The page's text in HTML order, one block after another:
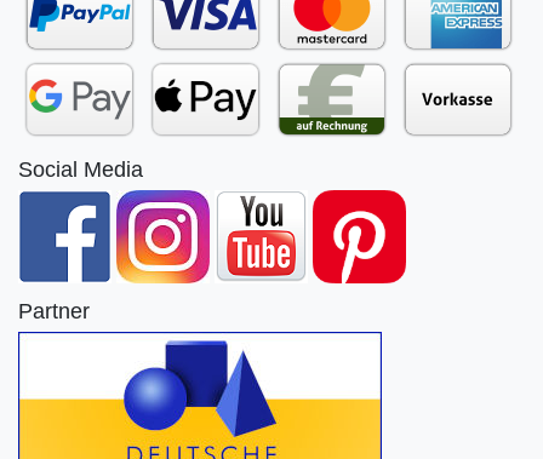
Social Media
Partner